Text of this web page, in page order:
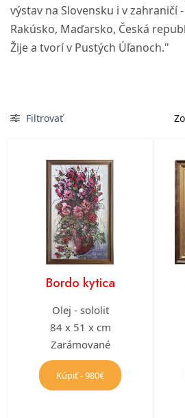
výstav na Slovensku i v zahraničí
Rakúsko, Maďarsko, Česká
Žije a tvorí v Pustých Úľanoch."
Filtrovať
Bordo kytica
Olej - sololit
84 x 51 x cm
Zarámované
Kúpiť - 980€